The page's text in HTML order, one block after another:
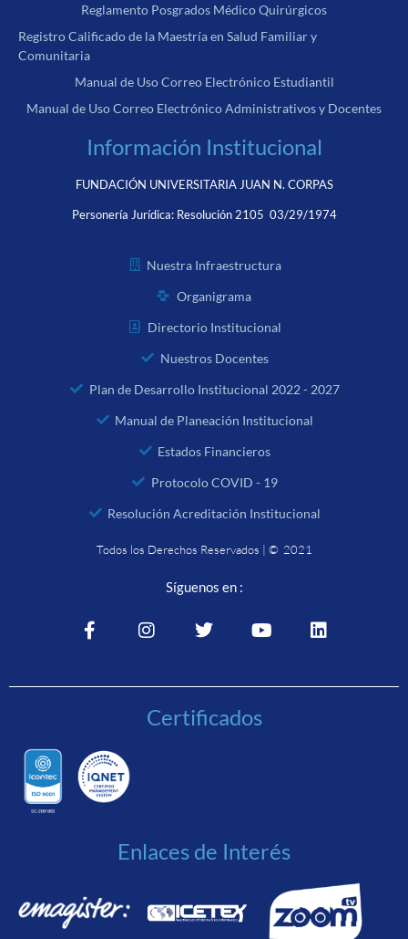
Reglamento Posgrados Médico Quirúrgicos
Registro Calificado de la Maestría en Salud Familiar y
Comunitaria
Manual de Uso Correo Electrónico Estudiantil
Manual de Uso Correo Electrónico Administrativos y Docentes
Información Institucional
FUNDACIÓN UNIVERSITARIA JUAN N. CORPAS
Personería Jurídica: Resolución 2105 03/29/1974
Nuestra Infraestructura
Organigrama
Directorio Institucional
Nuestros Docentes
Plan de Desarrollo Institucional 2022 - 2027
Manual de Planeación Institucional
Estados Financieros
Protocolo COVID - 19
Resolución Acreditación Institucional
Todos los Derechos Reservados | © 2021
Síguenos en :
Certificados
Enlaces de Interés